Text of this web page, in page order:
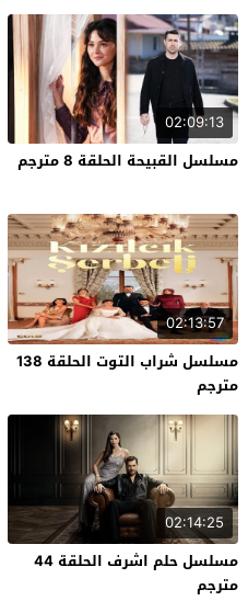
02:09:13
مسلسل القبيحة الحلقة 8 مترجم
02:13:57
مسلسل شراب التوت الحلقة 138
مترجم
02:14:25
مسلسل حلم اشرف الحلقة 44
مترجم